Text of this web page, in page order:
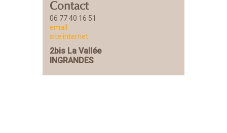
Contact
06 77 40 16 51
email
site internet
2bis La Vallée
INGRANDES